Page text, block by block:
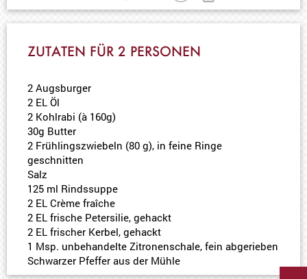
ZUTATEN FÜR 2 PERSONEN
2 Augsburger
2 EL Öl
2 Kohlrabi (à 160g)
30g Butter
2 Frühlingszwiebeln (80 g), in feine Ringe
geschnitten
Salz
125 ml Rindssuppe
2 EL Crème fraîche
2 EL frische Petersilie, gehackt
2 EL frischer Kerbel, gehackt
1 Msp. unbehandelte Zitronenschale, fein abgerieben
Schwarzer Pfeffer aus der Mühle